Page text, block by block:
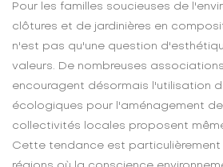
Pour les familles soucieuses de
clôtures et de jardinières en
n'est pas qu'une question
valeurs. De nombreuses
encouragent désormais l'utilisation
écologiques pour l'aménagement
collectivités locales proposent
Cette tendance est particulièrement